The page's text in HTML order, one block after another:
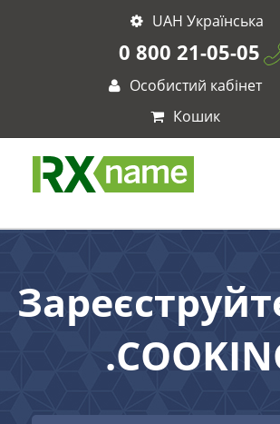
UAH Українська
0 800 21-05-05
Особистий кабінет
Кошик